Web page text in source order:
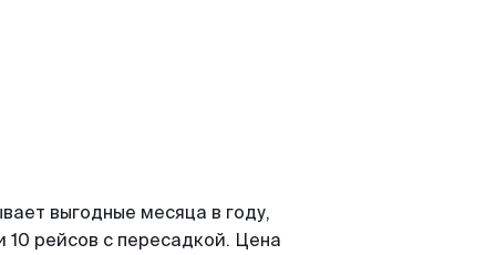
выгодные месяца в году,
рейсов с пересадкой. Цена